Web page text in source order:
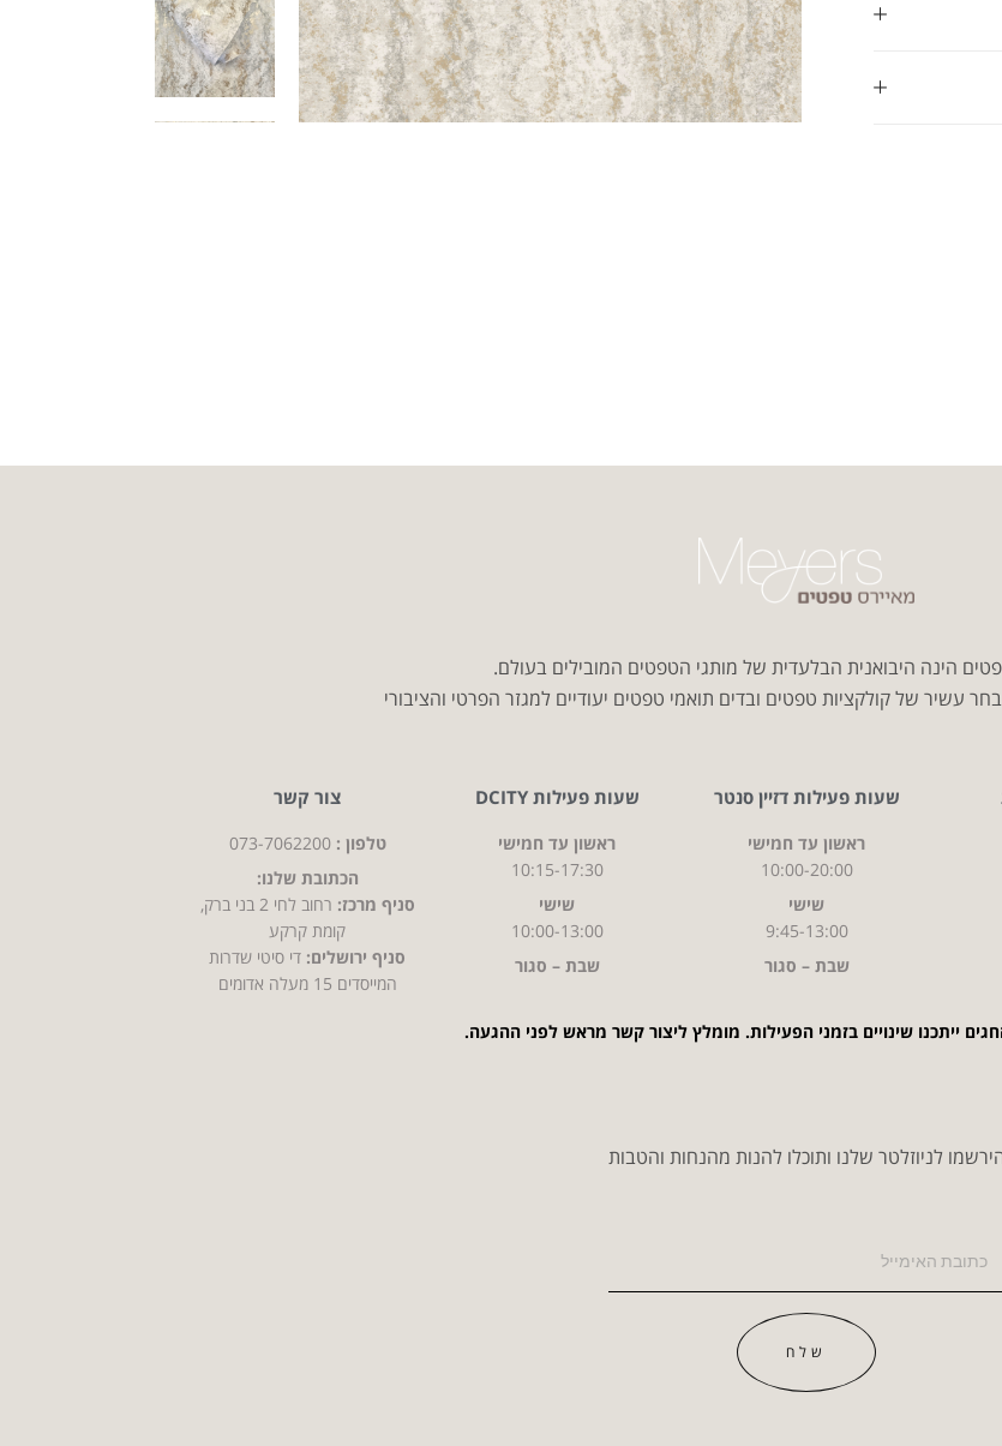
הינה היבואנית הבלעדית של מותגי הטפטים המובילים בעולם.
עשיר של קולקציות טפטים ובדים תואמי טפטים יעודיים למגזר הפרטי והציבורי
שעות פעילות דזיין סנטר
ראשון עד חמישי
10:00-20:00
שישי
9:45-13:00
שבת – סגור
שעות פעילות DCITY
ראשון עד חמישי
10:15-17:30
שישי
10:00-13:00
שבת – סגור
צור קשר
טלפון : 073-7062200
הכתובת שלנו:
סניף מרכז:
רחוב לחי 2 בני ברק,
קומת קרקע
סניף ירושלים: די סיטי שדרות
המייסדים 15 מעלה אדומים
ייתכנו שינויים בזמני הפעילות. מומלץ ליצור קשר מראש לפני ההגעה.
לניוזלטר שלנו ותוכלו להנות מהנחות והטבות
שלח